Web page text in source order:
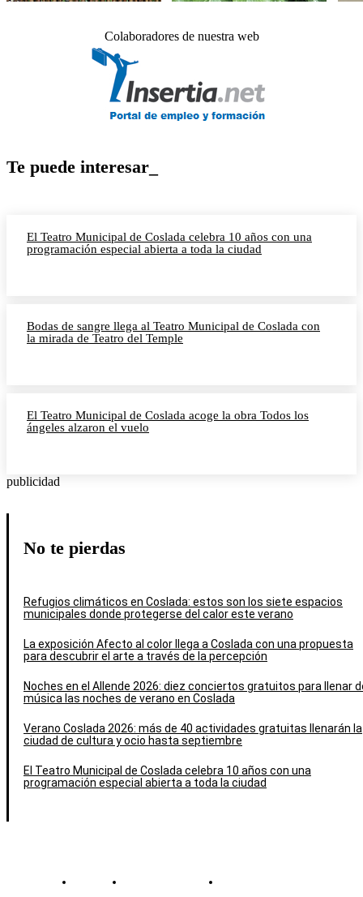
Colaboradores de nuestra web
Te puede interesar_
El Teatro Municipal de Coslada celebra 10 años con una
programación especial abierta a toda la ciudad
Bodas de sangre llega al Teatro Municipal de Coslada con
la mirada de Teatro del Temple
El Teatro Municipal de Coslada acoge la obra Todos los
ángeles alzaron el vuelo
publicidad
No te pierdas
Refugios climáticos en Coslada: estos son los siete espacios
municipales donde protegerse del calor este verano
La exposición Afecto al color llega a Coslada con una propuesta
para descubrir el arte a través de la percepción
Noches en el Allende 2026: diez conciertos gratuitos para llenar
música las noches de verano en Coslada
Verano Coslada 2026: más de 40 actividades gratuitas llenarán la
ciudad de cultura y ocio hasta septiembre
El Teatro Municipal de Coslada celebra 10 años con una
programación especial abierta a toda la ciudad
Contacto Política de cookies